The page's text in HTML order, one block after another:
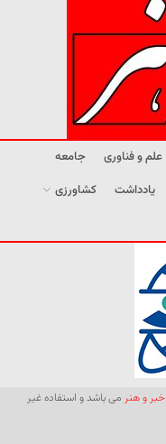
علم و فناوری
جامعه
یادداشت
کشاورزی
خبر و هنر می باشد و استفاده غیر